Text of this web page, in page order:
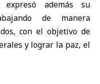
además su
de manera
con el objetivo de
y lograr la paz, el